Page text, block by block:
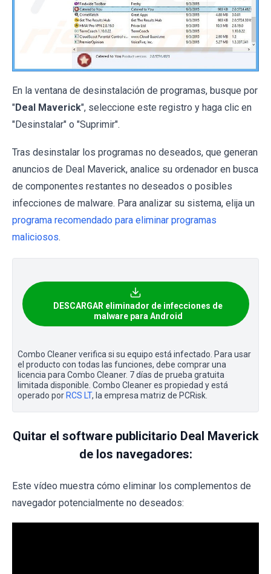
En la ventana de desinstalación de programas, busque por
"Deal Maverick", seleccione este registro y haga clic en
"Desinstalar" o "Suprimir".
Tras desinstalar los programas no deseados, que generan
anuncios de Deal Maverick, analice su ordenador en busca
de componentes restantes no deseados o posibles
infecciones de malware. Para analizar su sistema, elija un
programa recomendado para eliminar programas
maliciosos.
DESCARGAR eliminador de infecciones de
malware para Android
Combo Cleaner verifica si su equipo está infectado. Para usar
el producto con todas las funciones, debe comprar una
licencia para Combo Cleaner. 7 días de prueba gratuita
limitada disponible. Combo Cleaner es propiedad y está
operado por RCS LT, la empresa matriz de PCRisk.
Quitar el software publicitario Deal Maverick
de los navegadores:
Este vídeo muestra cómo eliminar los complementos de
navegador potencialmente no deseados: